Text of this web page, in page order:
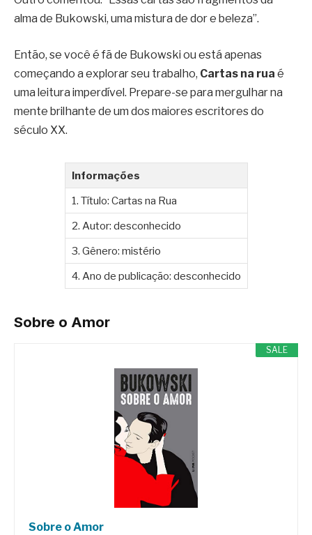
alma de Bukowski, uma mistura de dor e beleza”.
Então, se você é fã de Bukowski ou está apenas
começando a explorar seu trabalho, Cartas na rua é
uma leitura imperdível. Prepare-se para mergulhar na
mente brilhante de um dos maiores escritores do
século XX.
Informações
1. Título: Cartas na Rua
2. Autor: desconhecido
3. Gênero: mistério
4. Ano de publicação: desconhecido
Sobre o Amor
SALE
Sobre o Amor